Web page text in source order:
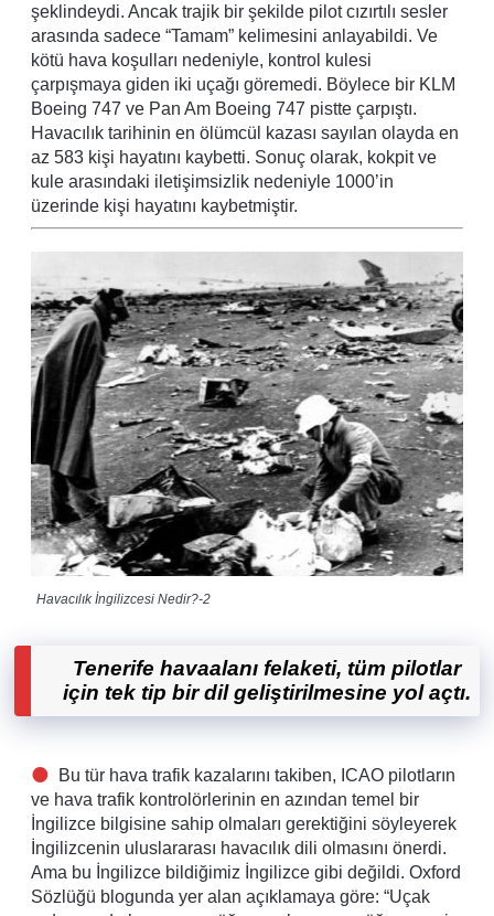
şeklindeydi. Ancak trajik bir şekilde pilot cızırtılı sesler
arasında sadece “Tamam” kelimesini anlayabildi. Ve
kötü hava koşulları nedeniyle, kontrol kulesi
çarpışmaya giden iki uçağı göremedi. Böylece bir KLM
Boeing 747 ve Pan Am Boeing 747 pistte çarpıştı.
Havacılık tarihinin en ölümcül kazası sayılan olayda en
az 583 kişi hayatını kaybetti. Sonuç olarak, kokpit ve
kule arasındaki iletişimsizlik nedeniyle 1000’in
üzerinde kişi hayatını kaybetmiştir.
Havacılık İngilizcesi Nedir?-2
Tenerife havaalanı felaketi, tüm pilotlar
için tek tip bir dil geliştirilmesine yol açtı.
Bu tür hava trafik kazalarını takiben, ICAO pilotların
ve hava trafik kontrolörlerinin en azından temel bir
İngilizce bilgisine sahip olmaları gerektiğini söyleyerek
İngilizcenin uluslararası havacılık dili olmasını önerdi.
Ama bu İngilizce bildiğimiz İngilizce gibi değildi. Oxford
Sözlüğü blogunda yer alan açıklamaya göre: “Uçak